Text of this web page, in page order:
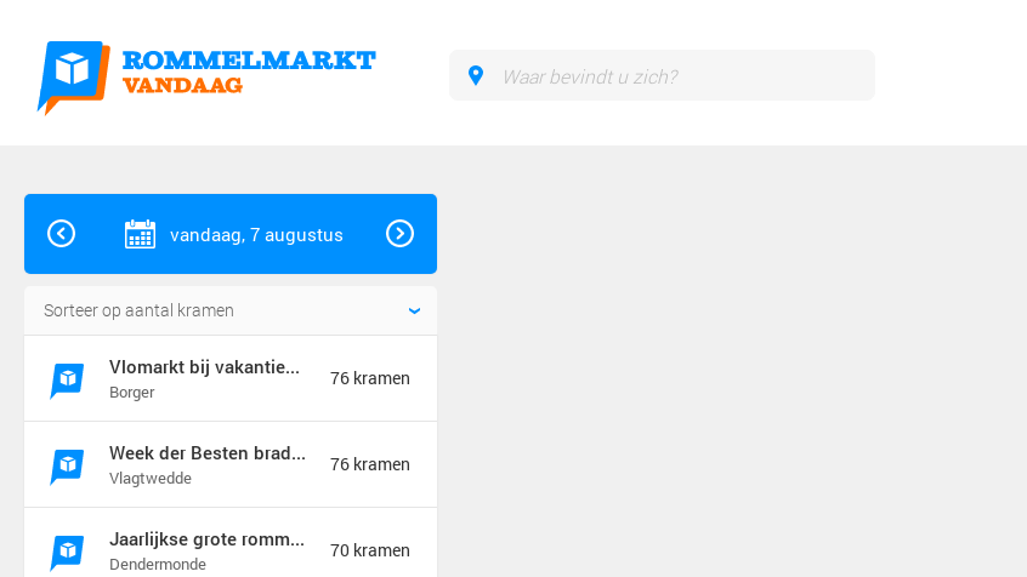
vandaag, 7 augustus
Vlomarkt bij vakantiebraderie in Borger
Borger
76 kramen
Week der Besten braderie en rommelmarkt (jaarmarkt)
Vlagtwedde
76 kramen
Jaarlijkse grote rommelmarkt
Dendermonde
70 kramen